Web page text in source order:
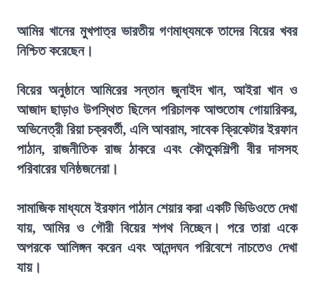
আমির খানের মুখপাত্র ভারতীয় গণমাধ্যমকে তাদের বিয়ের খবর
নিশ্চিত করেছেন।
বিয়ের অনুষ্ঠানে আমিরের সন্তান জুনাইদ খান, আইরা খান ও
আজাদ ছাড়াও উপস্থিত ছিলেন পরিচালক আশুতোষ গোয়ারিকর,
অভিনেত্রী রিয়া চক্রবর্তী, এলি আবরাম, সাবেক ক্রিকেটার ইরফান
পাঠান, রাজনীতিক রাজ ঠাকরে এবং কৌতুকশিল্পী বীর দাসসহ
পরিবারের ঘনিষ্ঠজনেরা।
সামাজিক মাধ্যমে ইরফান পাঠান শেয়ার করা একটি ভিডিওতে দেখা
যায়, আমির ও গৌরী বিয়ের শপথ নিচ্ছেন। পরে তারা একে
অপরকে আলিঙ্গন করেন এবং আনন্দঘন পরিবেশে নাচতেও দেখা
যায়।